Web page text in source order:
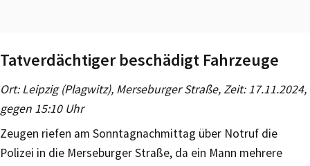
Tatverdächtiger beschädigt Fahrzeuge
Ort: Leipzig (Plagwitz), Merseburger Straße, Zeit: 17.11.2024,
gegen 15:10 Uhr
Zeugen riefen am Sonntagnachmittag über Notruf die
Polizei in die Merseburger Straße, da ein Mann mehrere